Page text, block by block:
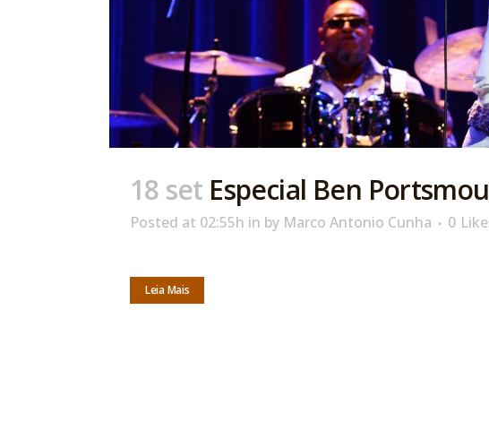
18 set Especial Ben
Posted at 02:55h in by Marco Antonio Cunha 0
Leia Mais